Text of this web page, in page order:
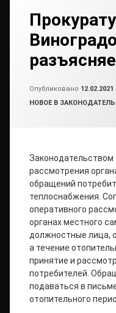
Опубликовано 12.02.2021
Рубрики:
НОВОЕ В
Законодательством
рассмотрения
обращений
теплоснабжения.
оперативного
органах местного
должностные лица,
а течение
принятие и
потребителей.
подаваться в
отопительного